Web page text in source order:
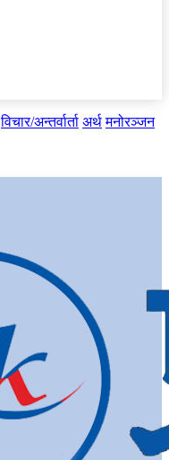
विचार/अन्तर्वार्ता अर्थ मनोरञ्जन